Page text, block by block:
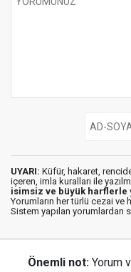
UYARI: Küfür, hakaret,
içeren, imla kuralları ile
isimsiz ve büyük harflerle
Yorumların her türlü cezai
Sistem yapılan yorumlardan
Önemli not: Yorum